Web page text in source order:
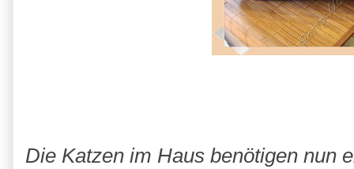
Die Katzen im Haus benötigen nun